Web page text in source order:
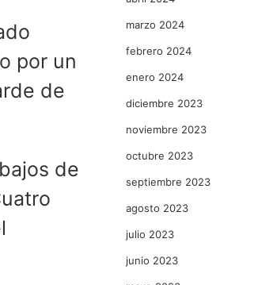
por un
de
de
marzo 2024
febrero 2024
enero 2024
diciembre 2023
noviembre 2023
octubre 2023
septiembre 2023
agosto 2023
julio 2023
junio 2023